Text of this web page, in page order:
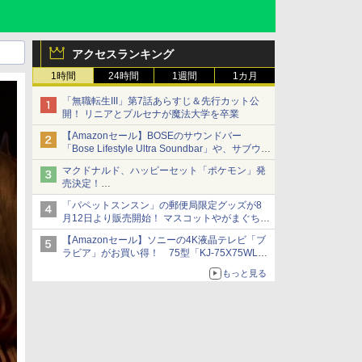
アクセスランキング
1時間 24時間 1週間 1カ月
「無職転生III」第7話あらすじ＆先行カット公
開！ リニアとプルセナが魔法大学を卒業
【Amazonセール】BOSEのサウンドバー
「Bose Lifestyle Ultra Soundbar」や、サブウー
ファー「Bose Lifestyle Ultra Subwoofer」など
お買い得！
マクドナルド、ハッピーセット「ポケモン」発
売決定！
ポケモン30周年記念で30匹が大集合
「パペットスンスン」の郵便局限定グッズが8
月12日より販売開始！ マスコットやがまぐち、
レターセットなどが登場
【Amazonセール】ソニーの4K液晶テレビ「ブ
ラビア」がお買い得！ 75型「KJ-75X75WL」
もっと見る